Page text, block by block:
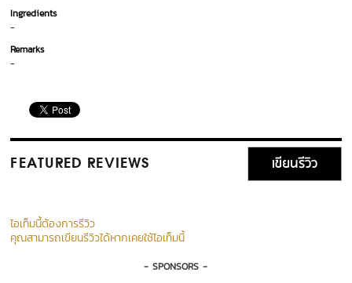
Ingredients
-
Remarks
-
FEATURED REVIEWS เขียนรีวิว
ไอเท็มนี้ต้องการรีวิว
คุณสามารถเขียนรีวิวได้หากเคยใช้ไอเท็มนี้
- SPONSORS -